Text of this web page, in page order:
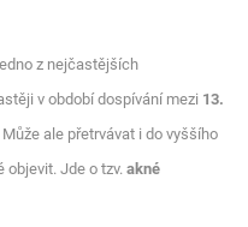
z nejčastějších
v období dospívání mezi 13.
ale přetrvávat i do vyššího
objevit. Jde o tzv.akné